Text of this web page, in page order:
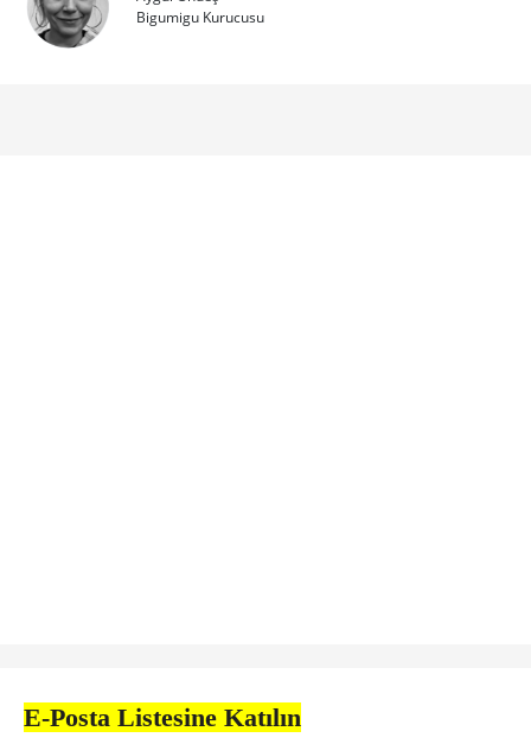
Bigumigu Kurucusu
E-Posta Listesine Katılın